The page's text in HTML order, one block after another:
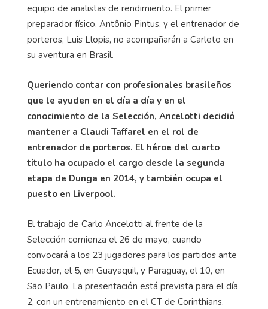
equipo de analistas de rendimiento. El primer
preparador físico, Antônio Pintus, y el entrenador de
porteros, Luis Llopis, no acompañarán a Carleto en
su aventura en Brasil.
Queriendo contar con profesionales brasileños
que le ayuden en el día a día y en el
conocimiento de la Selección, Ancelotti decidió
mantener a Claudi Taffarel en el rol de
entrenador de porteros. El héroe del cuarto
título ha ocupado el cargo desde la segunda
etapa de Dunga en 2014, y también ocupa el
puesto en Liverpool.
El trabajo de Carlo Ancelotti al frente de la
Selección comienza el 26 de mayo, cuando
convocará a los 23 jugadores para los partidos ante
Ecuador, el 5, en Guayaquil, y Paraguay, el 10, en
São Paulo. La presentación está prevista para el día
2, con un entrenamiento en el CT de Corinthians.